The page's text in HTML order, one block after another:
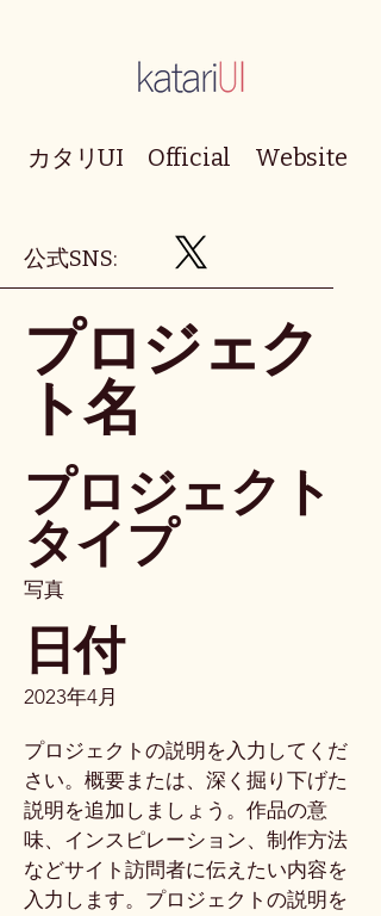
カタリUI Official Website
​公式SNS:
プロジェク
ト名
プロジェクト
タイプ
写真
日付
2023年4月
プロジェクトの説明を入力してくだ
さい。概要または、深く掘り下げた
説明を追加しましょう。作品の意
味、インスピレーション、制作方法
などサイト訪問者に伝えたい内容を
入力します。プロジェクトの説明を